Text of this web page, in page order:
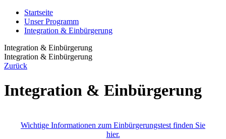
Startseite
Unser Programm
Integration & Einbürgerung
Integration & Einbürgerung
Integration & Einbürgerung
Zurück
Integration & Einbürgerung
Wichtige Informationen zum Einbürgerungstest finden Sie
hier.